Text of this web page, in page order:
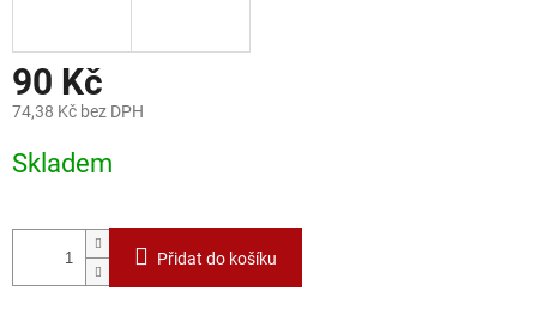
90 Kč
74,38 Kč bez DPH
cena:
Skladem
Přidat do košíku